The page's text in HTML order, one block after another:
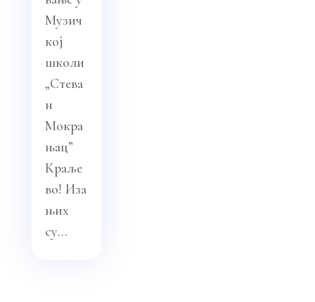
Музич
кој
школи
„Стева
н
Мокра
њац”
Краље
во! Иза
њих
су...